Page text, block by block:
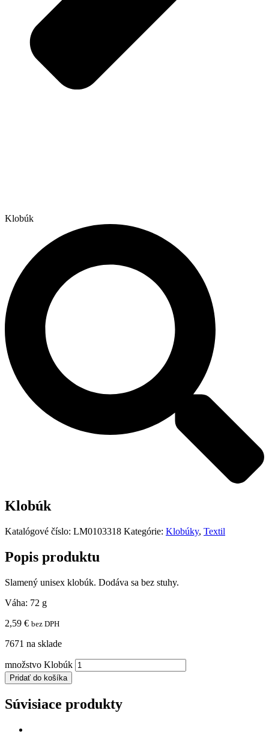
Klobúk
Klobúk
Katalógové číslo: LM0103318 Kategórie: Klobúky, Textil
Popis produktu
Slamený unisex klobúk. Dodáva sa bez stuhy.
Váha: 72 g
2,59 € bez DPH
7671 na sklade
množstvo Klobúk
Pridať do košíka
Súvisiace produkty